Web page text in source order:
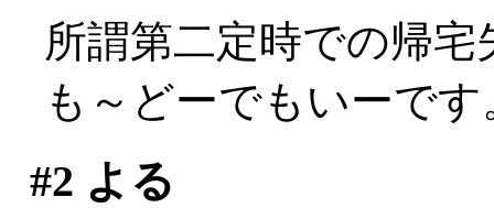
所謂第二定時での帰宅
も～どーでもいーです
#2 よる